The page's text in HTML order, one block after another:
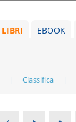
EBOOK
LIBRI
Classifica